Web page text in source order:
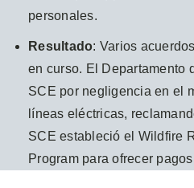
personales.
Resultado: Varios
en curso. El Departamento
SCE por negligencia en el
líneas eléctricas,
SCE estableció el Wildfire
Program para ofrecer